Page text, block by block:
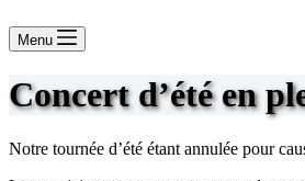
Menu
Concert d’été en
Notre tournée d’été étant annulée pour